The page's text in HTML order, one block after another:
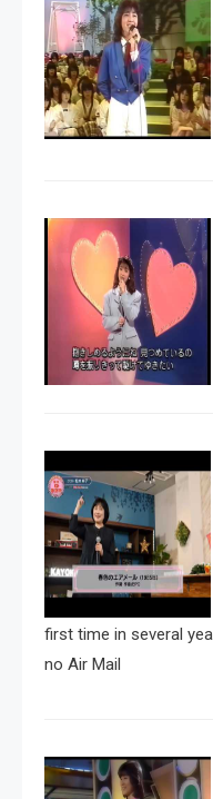
first time in several
no Air Mail